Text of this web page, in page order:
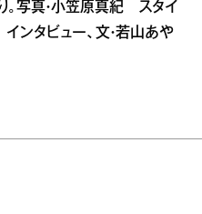
。写真・小笠原真紀 スタイ
ンタビュー、文・若山あや